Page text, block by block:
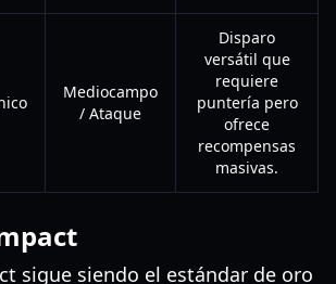
Mediocampo
/ Ataque
Disparo
versátil que
requiere
puntería pero
ofrece
recompensas
masivas.
sigue siendo el estándar de oro